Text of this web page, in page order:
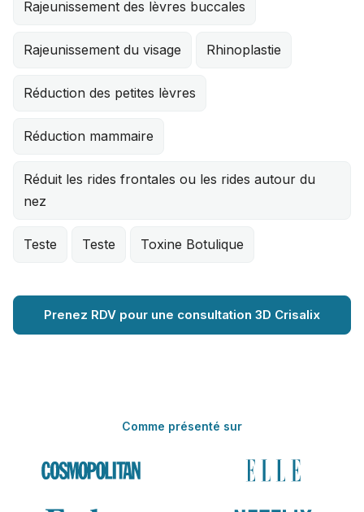
Rajeunissement des lèvres buccales
Rajeunissement du visage Rhinoplastie
Réduction des petites lèvres
Réduction mammaire
Réduit les rides frontales ou les rides autour du
nez
Teste Teste Toxine Botulique
Prenez RDV pour une consultation 3D Crisalix
Comme présenté sur